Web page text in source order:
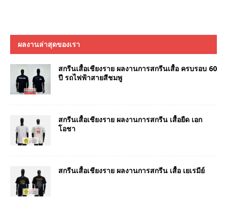
ผลงานล่าสุดของเรา
สกรีนเสื้อเชียงราย ผลงานการสกรีนเสื้อ ครบรอบ 60
ปี รถไฟฟ้าสายสีชมพู
สกรีนเสื้อเชียงราย ผลงานการสกรีน เสื้อยืด เอก
โอชา
สกรีนเสื้อเชียงราย ผลงานการสกรีน เสื้อ เยเรมีย์